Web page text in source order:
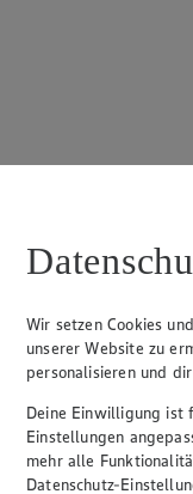
Wir setzen Cookies
unserer Website zu
personalisieren und
Deine Einwilligung ist
Einstellungen
mehr alle
Datenschutz-